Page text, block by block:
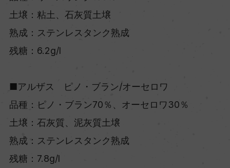
土壌：粘土、石灰質土壌
熟成：ステンレスタンク熟成
残糖：6.2g/l
■アルザス ピノ・ブラン/オーセロワ
品種：ピノ・ブラン70％、オーセロワ30％
土壌：石灰質、泥灰質土壌
熟成：ステンレスタンク熟成
残糖：7.8g/l